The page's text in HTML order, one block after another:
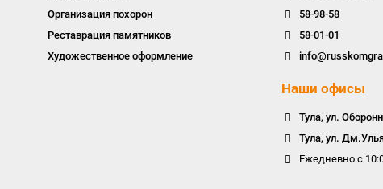
Организация похорон
Реставрация памятников
Художественное оформление
58-98-58
58-01-01
Наши офисы
Тула, ул.
Тула, ул.
Ежедневно с